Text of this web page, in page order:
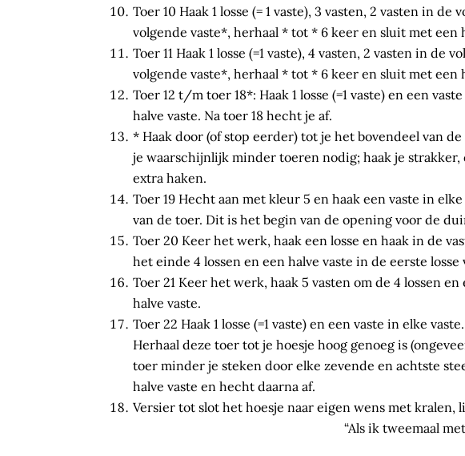
Toer 10 Haak 1 losse (= 1 vaste), 3 vasten, 2 vasten in
volgende vaste*, herhaal * tot * 6 keer en sluit met een
Toer 11 Haak 1 losse (=1 vaste), 4 vasten, 2 vasten in de
volgende vaste*, herhaal * tot * 6 keer en sluit met een
Toer 12 t/m toer 18*: Haak 1 losse (=1 vaste) en een
halve vaste. Na toer 18 hecht je af.
* Haak door (of stop eerder) tot je het bovendeel van
je waarschijnlijk minder toeren nodig; haak je
extra haken.
Toer 19 Hecht aan met kleur 5 en haak een vaste in
van de toer. Dit is het begin van de opening voor de
Toer 20 Keer het werk, haak een losse en haak in de
het einde 4 lossen en een halve vaste in de eerste losse
Toer 21 Keer het werk, haak 5 vasten om de 4 lossen
halve vaste.
Toer 22 Haak 1 losse (=1 vaste) en een vaste in elke
Herhaal deze toer tot je hoesje hoog genoeg is
toer minder je steken door elke zevende en achtste
halve vaste en hecht daarna af.
Versier tot slot het hoesje naar eigen wens met kralen,
“Als ik tweemaal met